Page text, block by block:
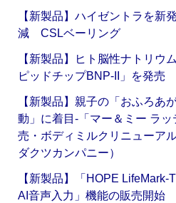
【新製品】ハイゼントラを新
減 CSLベーリング
【新製品】ヒト脳性ナトリウ
ピッドチップBNP-II」を発売
【新製品】親子の「おふろあ
動」に着目‐「マー＆ミー ラ
売・ボディミルクリニューア
ダクツカンパニー）
【新製品】「HOPE
AI音声入力」機能の販売開始